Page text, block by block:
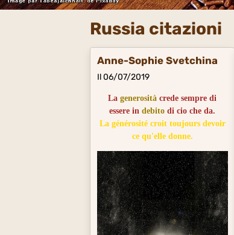
Russia citazioni
Anne-Sophie Svetchina
Il 06/07/2019
Lagenerosità crede sempre di
essere indebito di cio che da.
La générosité croit toujours devoir
ce qu'elle donne.